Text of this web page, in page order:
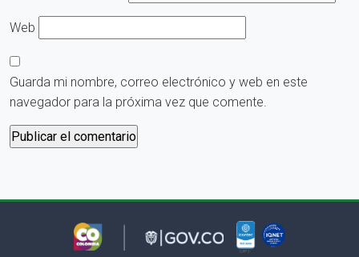
Web
Guarda mi nombre, correo electrónico y web en este
navegador para la próxima vez que comente.